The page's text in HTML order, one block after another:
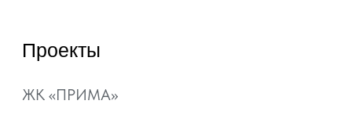
Военная ипотека